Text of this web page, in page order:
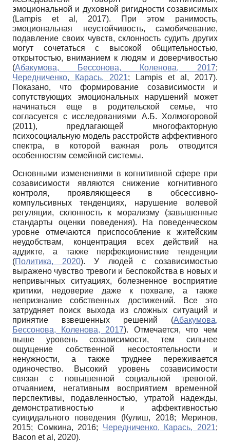
эмоциональной и духовной ригидности созависимых
(Lampis et al, 2017). При этом ранимость,
эмоциональная неустойчивость, самобичевание,
подавление своих чувств, склонность судить других
могут сочетаться с высокой общительностью,
открытостью, вниманием к людям и доверчивостью
(Абакумова, Бессонова, Коленова, 2017;
Чередниченко, Карась, 2021; Lampis et al, 2017).
Показано, что формирование созависимости и
сопутствующих эмоциональных нарушений может
начинаться еще в родительской семье, что
согласуется с исследованиями А.Б. Холмогоровой
(2011), предлагающей многофакторную
психосоциальную модель расстройств аффективного
спектра, в которой важная роль отводится
особенностям семейной системы.
Основными изменениями в когнитивной сфере при
созависимости являются снижение когнитивного
контроля, проявляющееся в обсессивно-
компульсивных тенденциях, нарушение волевой
регуляции, склонность к морализму (завышенные
стандарты оценки поведения). На поведенческом
уровне отмечаются приспособление к житейским
неудобствам, концентрация всех действий на
аддикте, а также перфекционисткие тенденции
(Политика, 2020). У людей с созависимостью
выражено чувство тревоги и беспокойства в новых и
непривычных ситуациях, болезненное восприятие
критики, недоверие даже к похвале, а также
непризнание собственных достижений. Все это
затрудняет поиск выхода из сложных ситуаций и
принятие взвешенных решений (Абакумова,
Бессонова, Коленова, 2017). Отмечается, что чем
выше уровень созависимости, тем сильнее
ощущение собственной несостоятельности и
ненужности, а также труднее переживается
одиночество. Высокий уровень созависимости
связан с повышенной социальной тревогой,
отчаянием, негативным восприятием временной
перспективы, подавленностью, утратой надежды,
демонстративностью и аффективностью
суицидального поведения (Кулиш, 2018; Меринов,
2015; Сомкина, 2016; Чередниченко, Карась, 2021;
Bacon et al, 2020).